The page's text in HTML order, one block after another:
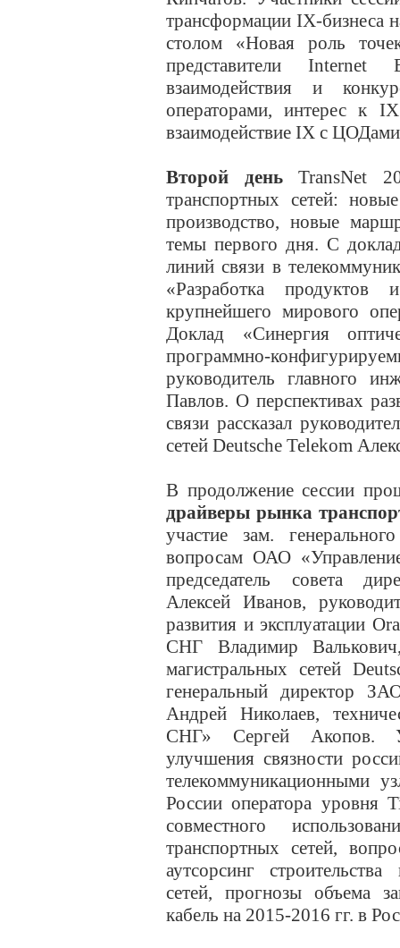
трансформации IX-бизнеса
столом «Новая роль
представители Internet
взаимодействия и
операторами, интерес к
взаимодействие IX с
Второй деньTransNet
транспортных сетей:
производство, новые
темы первого дня. С
линий связи в
«Разработка продуктов
крупнейшего мирового
Доклад «Синергия
программно-
руководитель главного
Павлов. О перспективах
связи рассказал
сетей Deutsche Telekom
В продолжение сессии
драйверы рынка
участие зам.
вопросам ОАО
председатель совета
Алексей Иванов,
развития и эксплуатации
СНГ Владимир
магистральных сетей
генеральный директор
Андрей Николаев,
СНГ» Сергей Акопов.
улучшения связности
телекоммуникационными
России оператора уровня
совместного
транспортных сетей,
аутсорсинг
сетей, прогнозы объема
кабель на 2015-2016 гг. в